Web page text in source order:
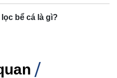
bể cá là gì?